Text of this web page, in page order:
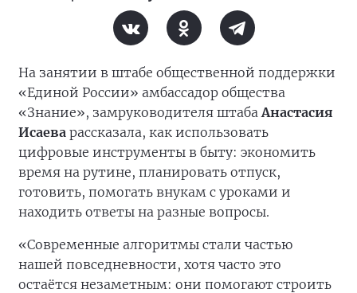
На занятии в штабе общественной поддержки
«Единой России» амбассадор общества
«Знание», замруководителя штаба Анастасия
Исаева рассказала, как использовать
цифровые инструменты в быту: экономить
время на рутине, планировать отпуск,
готовить, помогать внукам с уроками и
находить ответы на разные вопросы.
«Современные алгоритмы стали частью
нашей повседневности, хотя часто это
остаётся незаметным: они помогают строить